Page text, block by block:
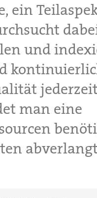
ein
und
jederzeit
man eine